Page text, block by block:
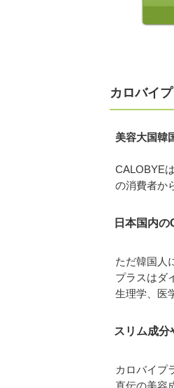
カロバイ
美容大国韓
CALOBYE
の消費者か
日本国内
ただ韓国人
プラスはダ
生理学、医
スリム成分
カロバイプ